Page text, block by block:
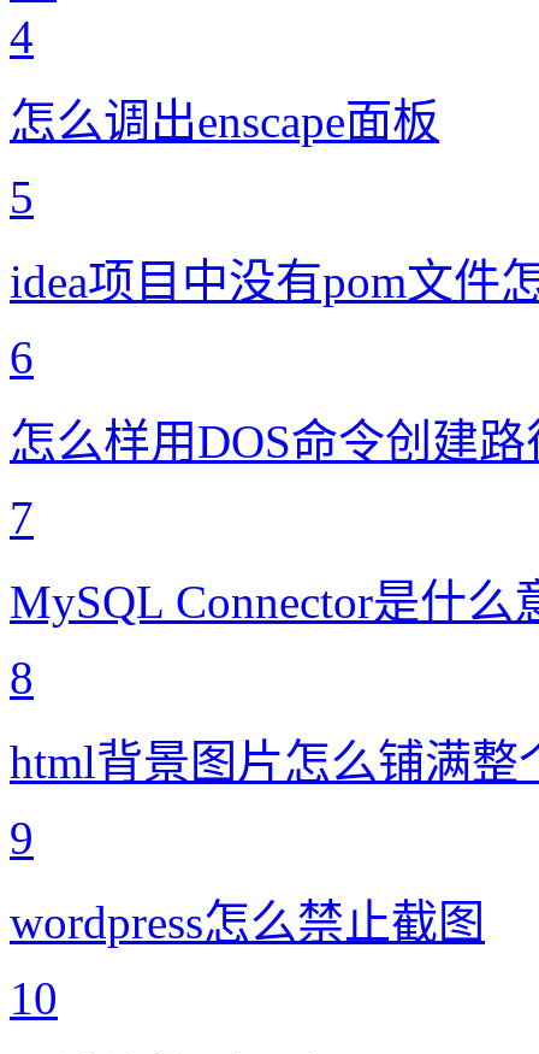
4
怎么调出enscape面板
5
idea项目中没有pom文件
6
怎么样用DOS命令创建路
7
MySQL Connector是什么
8
html背景图片怎么铺满整
9
wordpress怎么禁止截图
10